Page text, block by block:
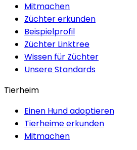
Mitmachen
Züchter erkunden
Beispielprofil
Züchter Linktree
Wissen für Züchter
Unsere Standards
Tierheim
Einen Hund adoptieren
Tierheime erkunden
Mitmachen